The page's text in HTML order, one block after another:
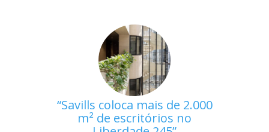
Savills coloca mais de 2.000
m² de escritórios no